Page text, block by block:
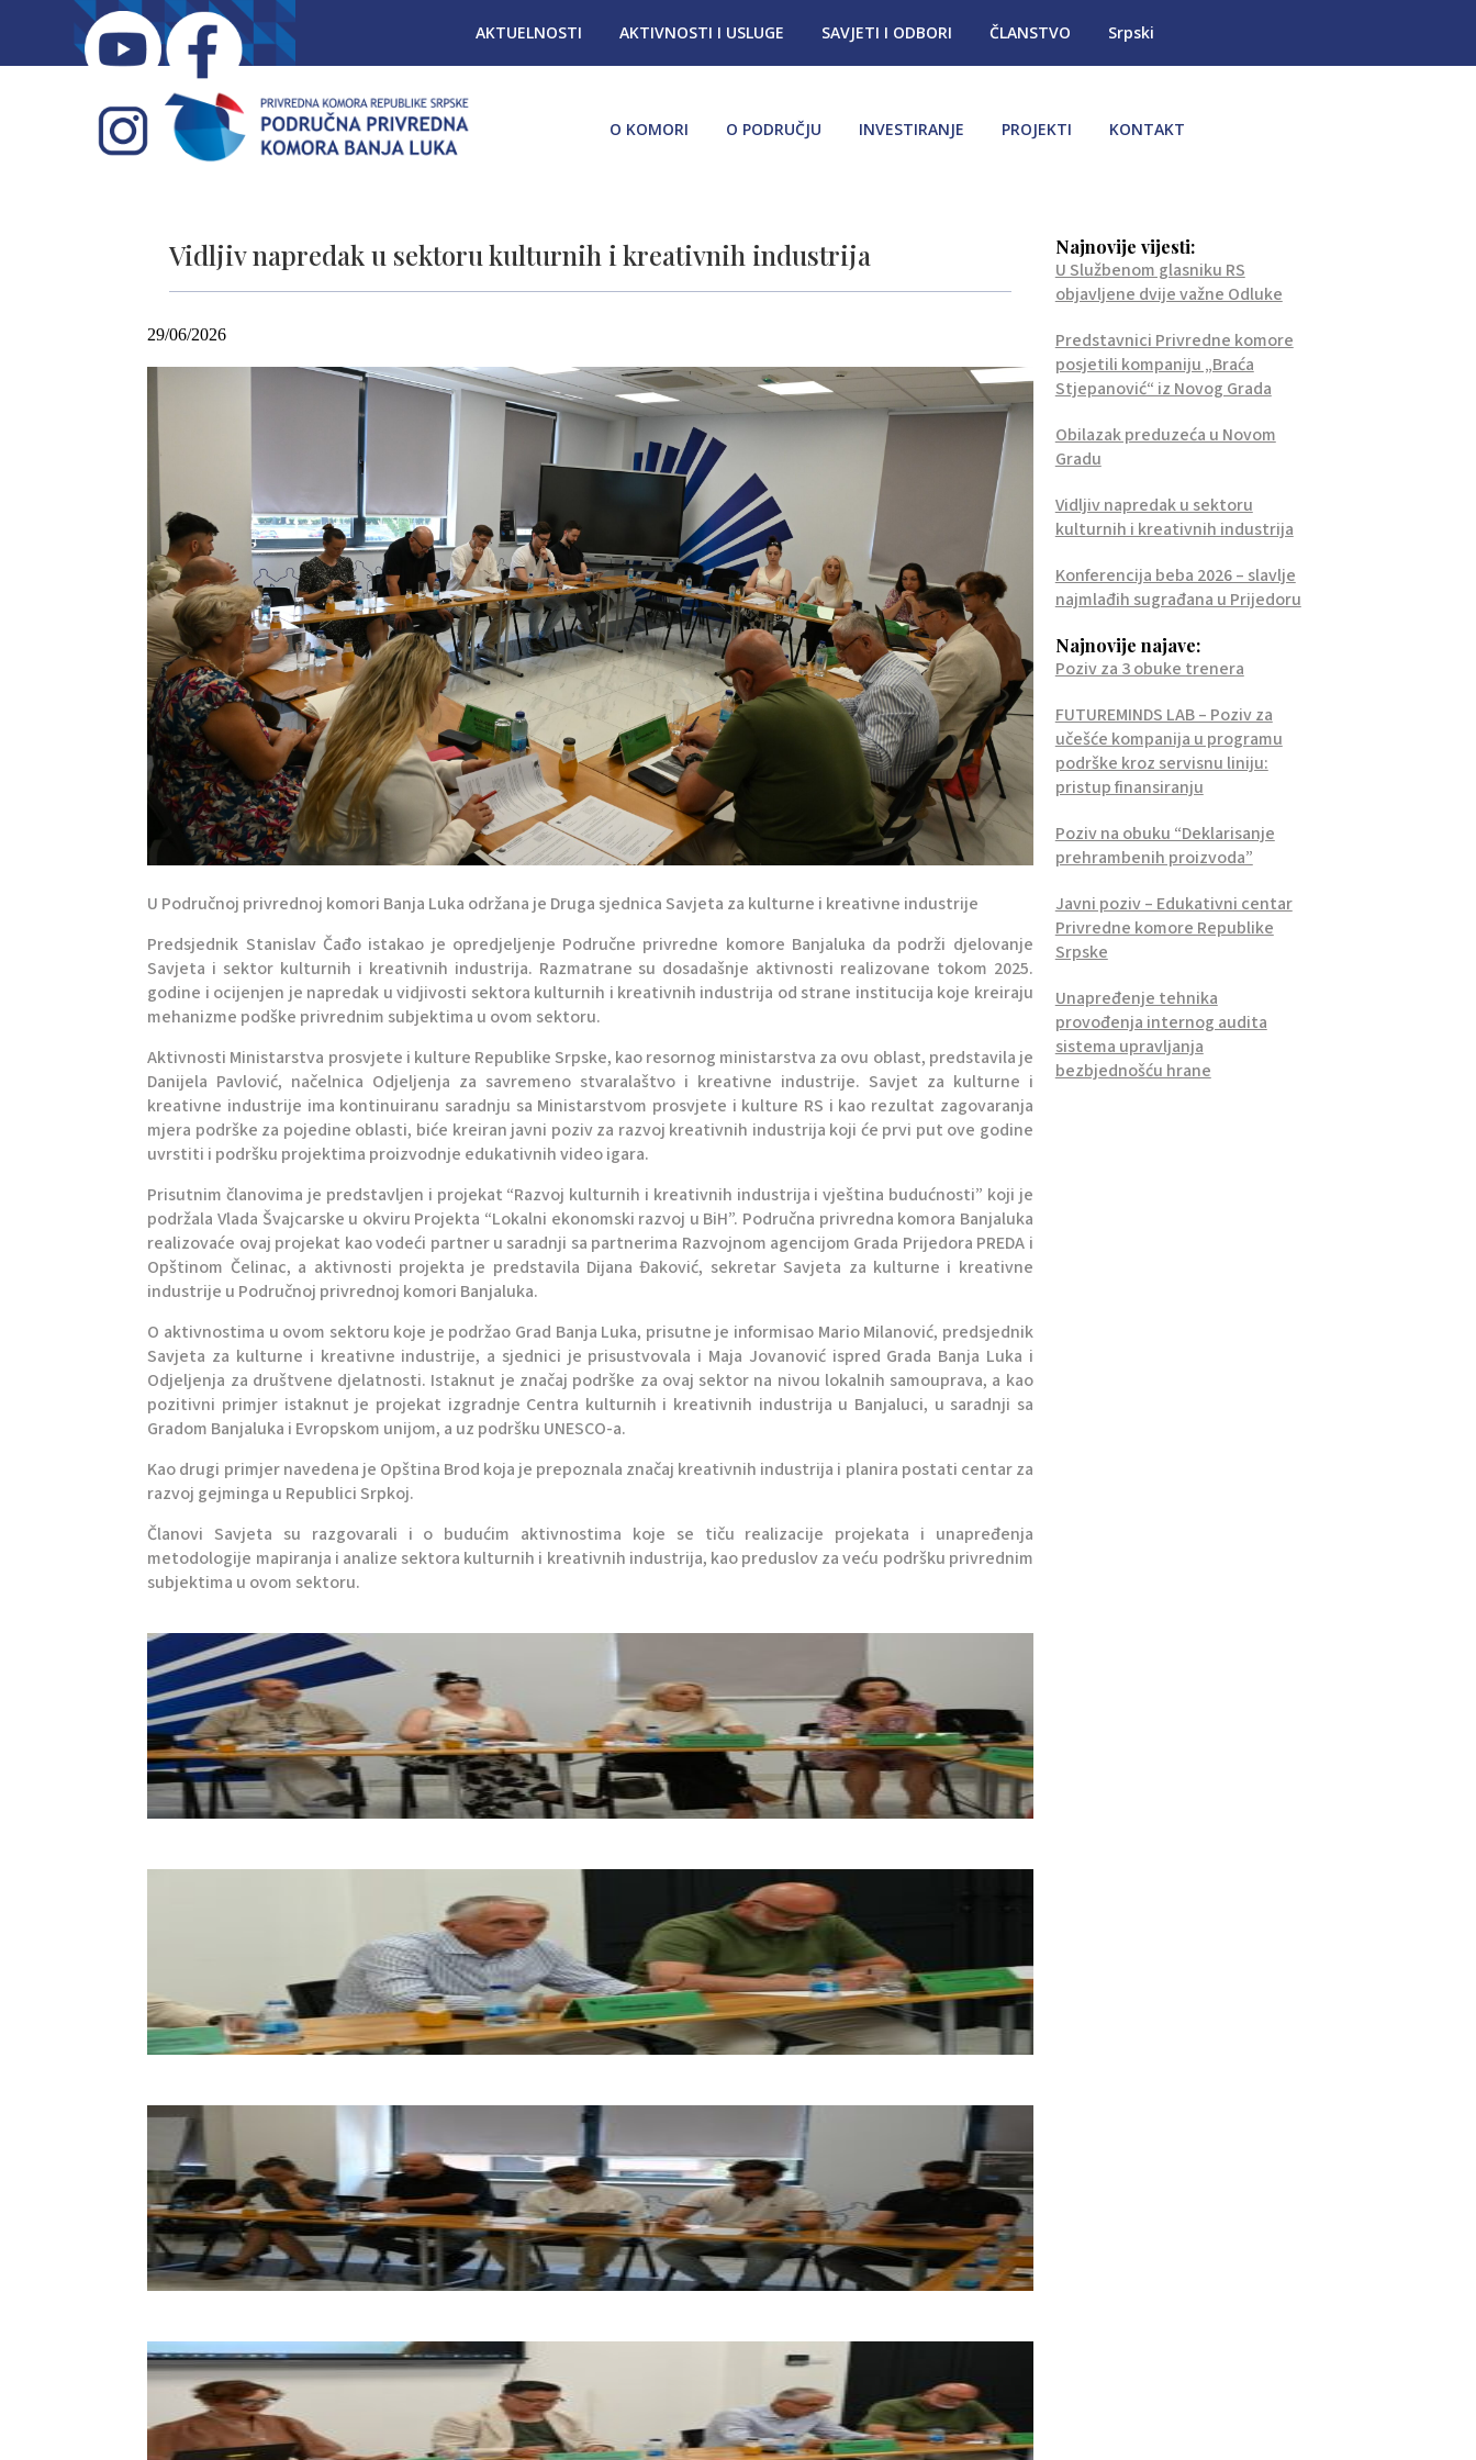
AKTUELNOSTI AKTIVNOSTI I USLUGE SAVJETI I ODBORI ČLANSTVO Srpski
O KOMORI O PODRUČJU INVESTIRANJE PROJEKTI KONTAKT
Vidljiv napredak u sektoru kulturnih i kreativnih industrija
29/06/2026
U Područnoj privrednoj komori Banja Luka održana je Druga sjednica Savjeta za kulturne i kreativne industrije
Predsjednik Stanislav Čađo istakao je opredjeljenje Područne privredne komore Banjaluka da podrži djelovanje
Savjeta i sektor kulturnih i kreativnih industrija. Razmatrane su dosadašnje aktivnosti realizovane tokom 2025.
godine i ocijenjen je napredak u vidjivosti sektora kulturnih i kreativnih industrija od strane institucija koje kreiraju
mehanizme podške privrednim subjektima u ovom sektoru.
Aktivnosti Ministarstva prosvjete i kulture Republike Srpske, kao resornog ministarstva za ovu oblast, predstavila je
Danijela Pavlović, načelnica Odjeljenja za savremeno stvaralaštvo i kreativne industrije. Savjet za kulturne i
kreativne industrije ima kontinuiranu saradnju sa Ministarstvom prosvjete i kulture RS i kao rezultat zagovaranja
mjera podrške za pojedine oblasti, biće kreiran javni poziv za razvoj kreativnih industrija koji će prvi put ove godine
uvrstiti i podršku projektima proizvodnje edukativnih video igara.
Prisutnim članovima je predstavljen i projekat “Razvoj kulturnih i kreativnih industrija i vještina budućnosti” koji je
podržala Vlada Švajcarske u okviru Projekta “Lokalni ekonomski razvoj u BiH”. Područna privredna komora Banjaluka
realizovaće ovaj projekat kao vodeći partner u saradnji sa partnerima Razvojnom agencijom Grada Prijedora PREDA i
Opštinom Čelinac, a aktivnosti projekta je predstavila Dijana Đaković, sekretar Savjeta za kulturne i kreativne
industrije u Područnoj privrednoj komori Banjaluka.
O aktivnostima u ovom sektoru koje je podržao Grad Banja Luka, prisutne je informisao Mario Milanović, predsjednik
Savjeta za kulturne i kreativne industrije, a sjednici je prisustvovala i Maja Jovanović ispred Grada Banja Luka i
Odjeljenja za društvene djelatnosti. Istaknut je značaj podrške za ovaj sektor na nivou lokalnih samouprava, a kao
pozitivni primjer istaknut je projekat izgradnje Centra kulturnih i kreativnih industrija u Banjaluci, u saradnji sa
Gradom Banjaluka i Evropskom unijom, a uz podršku UNESCO-a.
Kao drugi primjer navedena je Opština Brod koja je prepoznala značaj kreativnih industrija i planira postati centar za
razvoj gejminga u Republici Srpkoj.
Članovi Savjeta su razgovarali i o budućim aktivnostima koje se tiču realizacije projekata i unapređenja
metodologije mapiranja i analize sektora kulturnih i kreativnih industrija, kao preduslov za veću podršku privrednim
subjektima u ovom sektoru.
Najnovije vijesti:
U Službenom glasniku RS
objavljene dvije važne Odluke
Predstavnici Privredne komore
posjetili kompaniju „Braća
Stjepanović“ iz Novog Grada
Obilazak preduzeća u Novom
Gradu
Vidljiv napredak u sektoru
kulturnih i kreativnih industrija
Konferencija beba 2026 – slavlje
najmlađih sugrađana u Prijedoru
Najnovije najave:
Poziv za 3 obuke trenera
FUTUREMINDS LAB – Poziv za
učešće kompanija u programu
podrške kroz servisnu liniju:
pristup finansiranju
Poziv na obuku “Deklarisanje
prehrambenih proizvoda”
Javni poziv – Edukativni centar
Privredne komore Republike
Srpske
Unapređenje tehnika
provođenja internog audita
sistema upravljanja
bezbjednošću hrane